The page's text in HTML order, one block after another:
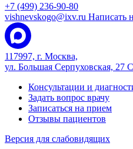
+7 (499) 236-90-80
vishnevskogo@ixv.ru Написать
117997, г. Москва,
ул. Большая Серпуховская, 27
Консультации и
Задать вопрос врачу
Записаться на прием
Отзывы пациентов
Версия для слабовидящих